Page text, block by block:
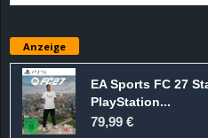
Anzeige
EA Sports FC 27
PlayStation...
79,99 €